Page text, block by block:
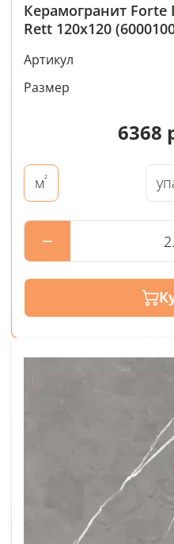
Керамогранит Forte
Rett 120x120
Артикул
Размер
6368
м²